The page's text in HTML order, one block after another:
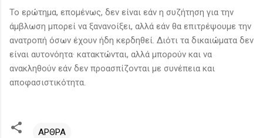
Το ερώτημα, επομένως, δεν είναι εάν η συζήτηση για την
άμβλωση μπορεί να ξανανοίξει, αλλά εάν θα επιτρέψουμε την
ανατροπή όσων έχουν ήδη κερδηθεί. Διότι τα δικαιώματα δεν
είναι αυτονόητα· κατακτώνται, αλλά μπορούν και να
ανακληθούν εάν δεν προασπίζονται με συνέπεια και
αποφασιστικότητα.
ΑΡΘΡΑ